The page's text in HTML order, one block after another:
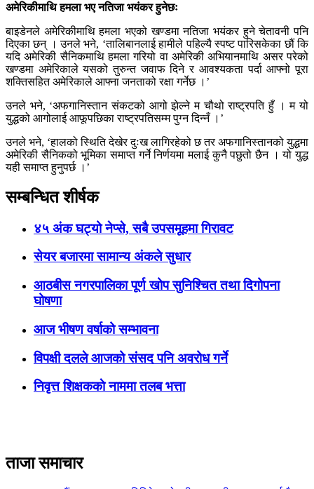
अमेरिकीमाथि हमला भए नतिजा भयंकर हुनेछः
बाइडेनले अमेरिकीमाथि हमला भएको खण्डमा नतिजा भयंकर हुने चेतावनी पनि
दिएका छन् । उनले भने, ‘तालिबानलाई हामीले पहिल्यै स्पष्ट पारिसकेका छौं कि
यदि अमेरिकी सैनिकमाथि हमला गरियो वा अमेरिकी अभियानमाथि असर परेको
खण्डमा अमेरिकाले यसको तुरुन्त जवाफ दिने र आवश्यकता पर्दा आफ्नो पूरा
शक्तिसहित अमेरिकाले आफ्ना जनताको रक्षा गर्नेछ ।’
उनले भने, ‘अफगानिस्तान संकटको आगो झेल्ने म चौथो राष्ट्रपति हुँ । म यो
युद्धको आगोलाई आफूपछिका राष्ट्रपतिसम्म पुग्न दिन्नँ ।’
उनले भने, ‘हालको स्थिति देखेर दुःख लागिरहेको छ तर अफगानिस्तानको युद्धमा
अमेरिकी सैनिकको भूमिका समाप्त गर्ने निर्णयमा मलाई कुनै पछुतो छैन । यो युद्ध
यही समाप्त हुनुपर्छ ।’
सम्बन्धित शीर्षक
४५ अंक घट्यो नेप्से, सबै उपसमूहमा गिरावट
सेयर बजारमा सामान्य अंकले सुधार
आठबीस नगरपालिका पूर्ण खोप सुनिश्चित तथा दिगोपना
घोषणा
आज भीषण वर्षाको सम्भावना
विपक्षी दलले आजको संसद पनि अवरोध गर्ने
निवृत्त शिक्षककाे नाममा तलब भत्ता
ताजा समाचार